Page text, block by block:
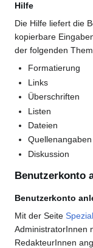
Hilfe
Die Hilfe liefert die
kopierbare
der folgenden
Formatierung
Links
Überschriften
Listen
Dateien
Quellenangaben
Diskussion
Benutzerkonto
Benutzerkonto
Mit der Seite
AdministratorInnen
RedakteurInnen